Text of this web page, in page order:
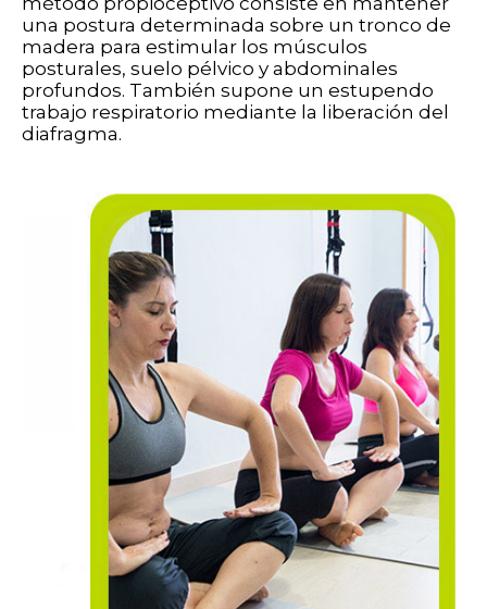
una postura determinada sobre un tronco de
madera para estimular los músculos
posturales, suelo pélvico y abdominales
profundos. También supone un estupendo
trabajo respiratorio mediante la liberación del
diafragma.